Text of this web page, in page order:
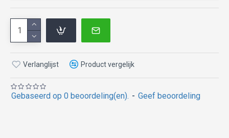
Gebaseerd op 0 beoordeling(en). - Geef beoordeling
Verlanglijst Product vergelijk